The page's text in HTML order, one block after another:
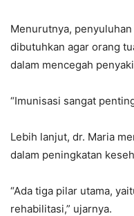
Menurutnya,
dibutuhkan agar orang
dalam mencegah
“Imunisasi sangat
Lebih lanjut, dr. Maria
dalam peningkatan
“Ada tiga pilar utama,
rehabilitasi,” ujarnya.